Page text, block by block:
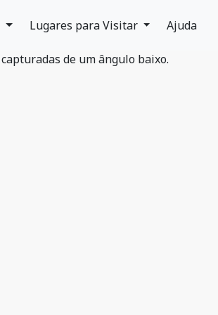
Lugares para Visitar Ajuda